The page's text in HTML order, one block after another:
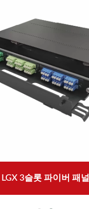
LGX 3슬롯 파이버 패널